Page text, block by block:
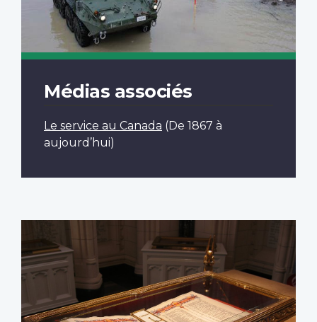
Médias associés
Le service au Canada (De 1867 à
aujourd’hui)